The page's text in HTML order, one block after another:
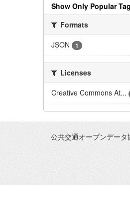
Show Only Popular
Formats
JSON
1
Licenses
Creative Commons At...
公共交通オープンデータ